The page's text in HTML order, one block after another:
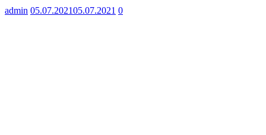
admin 05.07.202105.07.2021 0